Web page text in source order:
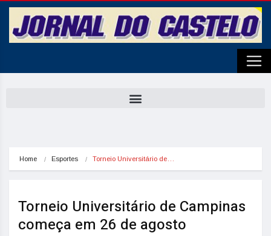
Home Esportes Torneio Universitário de…
Torneio Universitário de Campinas
começa em 26 de agosto